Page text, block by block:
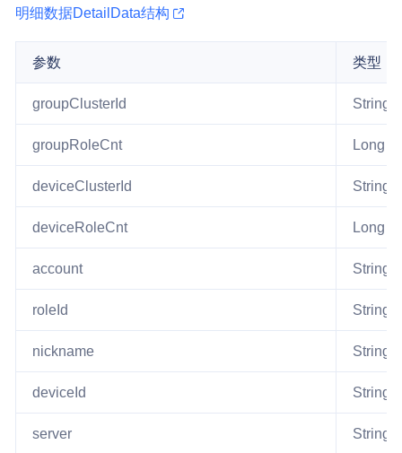
明细数据DetailData结构
参数 类型
groupClusterId String
groupRoleCnt Long
deviceClusterId String
deviceRoleCnt Long
account String
roleId String
nickname String
deviceId String
server String